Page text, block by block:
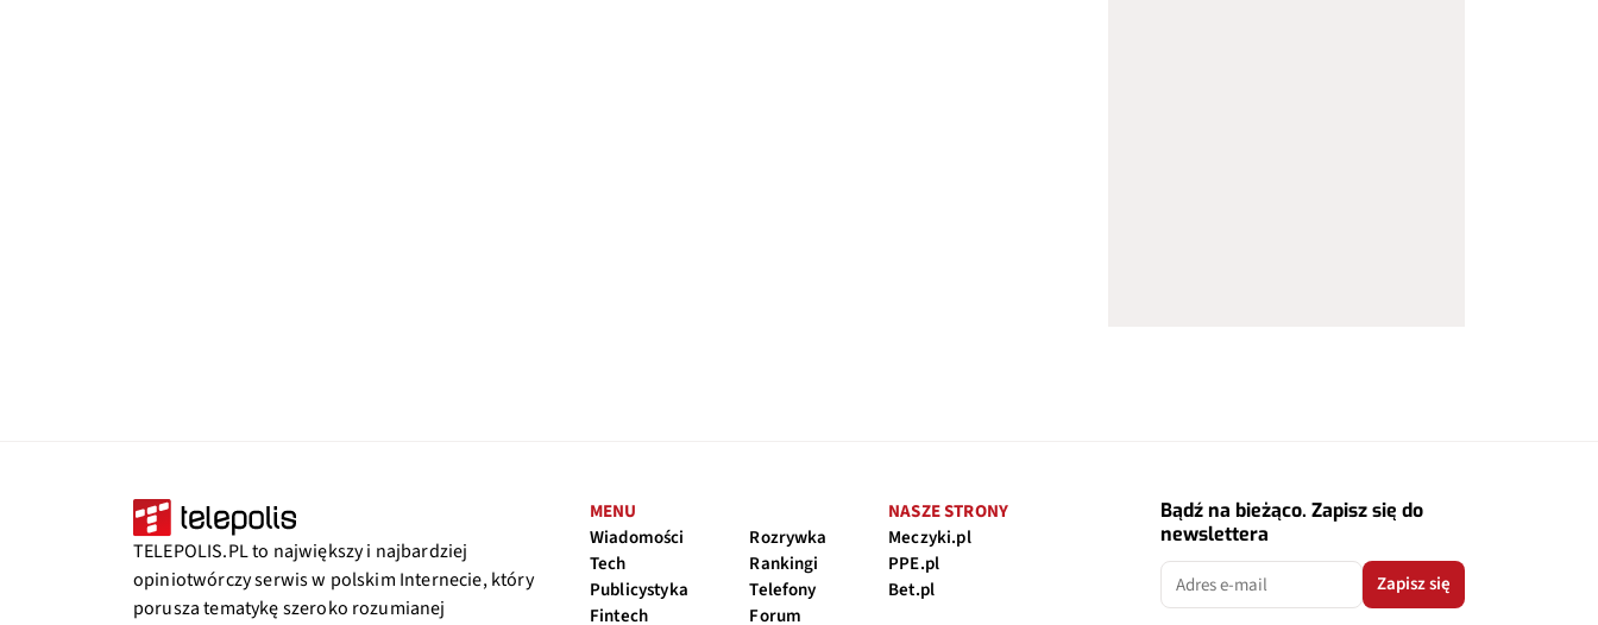
TELEPOLIS.PL to największy i najbardziej
opiniotwórczy serwis w polskim Internecie, który
porusza tematykę szeroko rozumianej
MENU
Wiadomości
Tech
Publicystyka
Fintech
Rozrywka
Rankingi
Telefony
Forum
NASZE STRONY
Meczyki.pl
PPE.pl
Bet.pl
Bądź na bieżąco. Zapisz się do
newslettera
Zapisz się